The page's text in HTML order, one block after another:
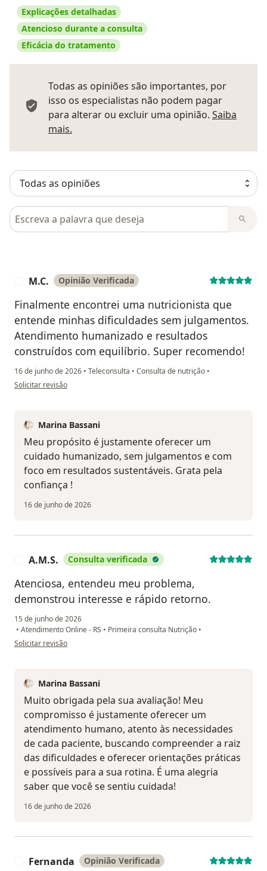
Explicações detalhadas
Atencioso durante a consulta
Eficácia do tratamento
Todas as opiniões são importantes, por
isso os especialistas não podem pagar
para alterar ou excluir uma opinião. Saiba
mais.
Pesquisar em opiniões
M.C. Opinião Verificada
Finalmente encontrei uma nutricionista que
entende minhas dificuldades sem julgamentos.
Atendimento humanizado e resultados
construídos com equilíbrio. Super recomendo!
16 de junho de 2026 • Teleconsulta • Consulta de nutrição •
na opinião do utilizador M.C.
Solicitar revisão
Marina Bassani
Meu propósito é justamente oferecer um
cuidado humanizado, sem julgamentos e com
foco em resultados sustentáveis. Grata pela
confiança !
16 de junho de 2026
A.M.S. Consulta verificada
Atenciosa, entendeu meu problema,
demonstrou interesse e rápido retorno.
15 de junho de 2026
• Atendimento Online - RS • Primeira consulta Nutrição •
na opinião do utilizador A.M.S.
Solicitar revisão
Marina Bassani
Muito obrigada pela sua avaliação! Meu
compromisso é justamente oferecer um
atendimento humano, atento às necessidades
de cada paciente, buscando compreender a raiz
das dificuldades e oferecer orientações práticas
e possíveis para a sua rotina. É uma alegria
saber que você se sentiu cuidada!
16 de junho de 2026
Fernanda Opinião Verificada